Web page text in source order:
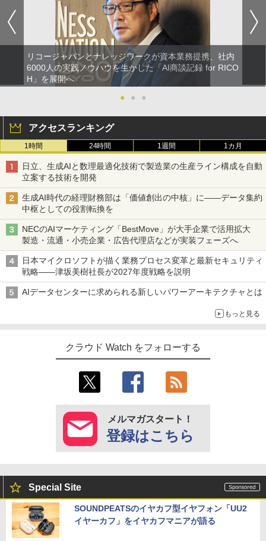
リコージャパンとナレッジワークが資本業務提携、社内
6000人の実践ノウハウを生かした「AI商談記録 for RICO
H」を展開へ
●
● ●
アクセスランキング
1時間 24時間 1週間 1カ月
日立、生成AIと数理最適化技術で製造業の生産ライン構成を自動
立案する技術を開発
生成AI時代の経理財務部は「価値創出の中核」に――データ集約
中枢としての役割転換を
NECのAIマーケティング「BestMove」が大手企業で活用拡大
製造・流通・小売企業・広告代理店などが実装フェーズへ
日本マイクロソフトが描く業務プロセス変革と最新セキュリティ
戦略――津坂美樹社長が2027年度戦略を説明
AIデータセンターに求められる新しいパワーアーキテクチャとは
もっと見る
クラウド Watch をフォローする
メルマガスタート！
登録はこちら
Special Site
SOUNDPEATSのイヤカフ型イヤフォン「UU2
イヤーカフ」をイヤカフマニアが語る